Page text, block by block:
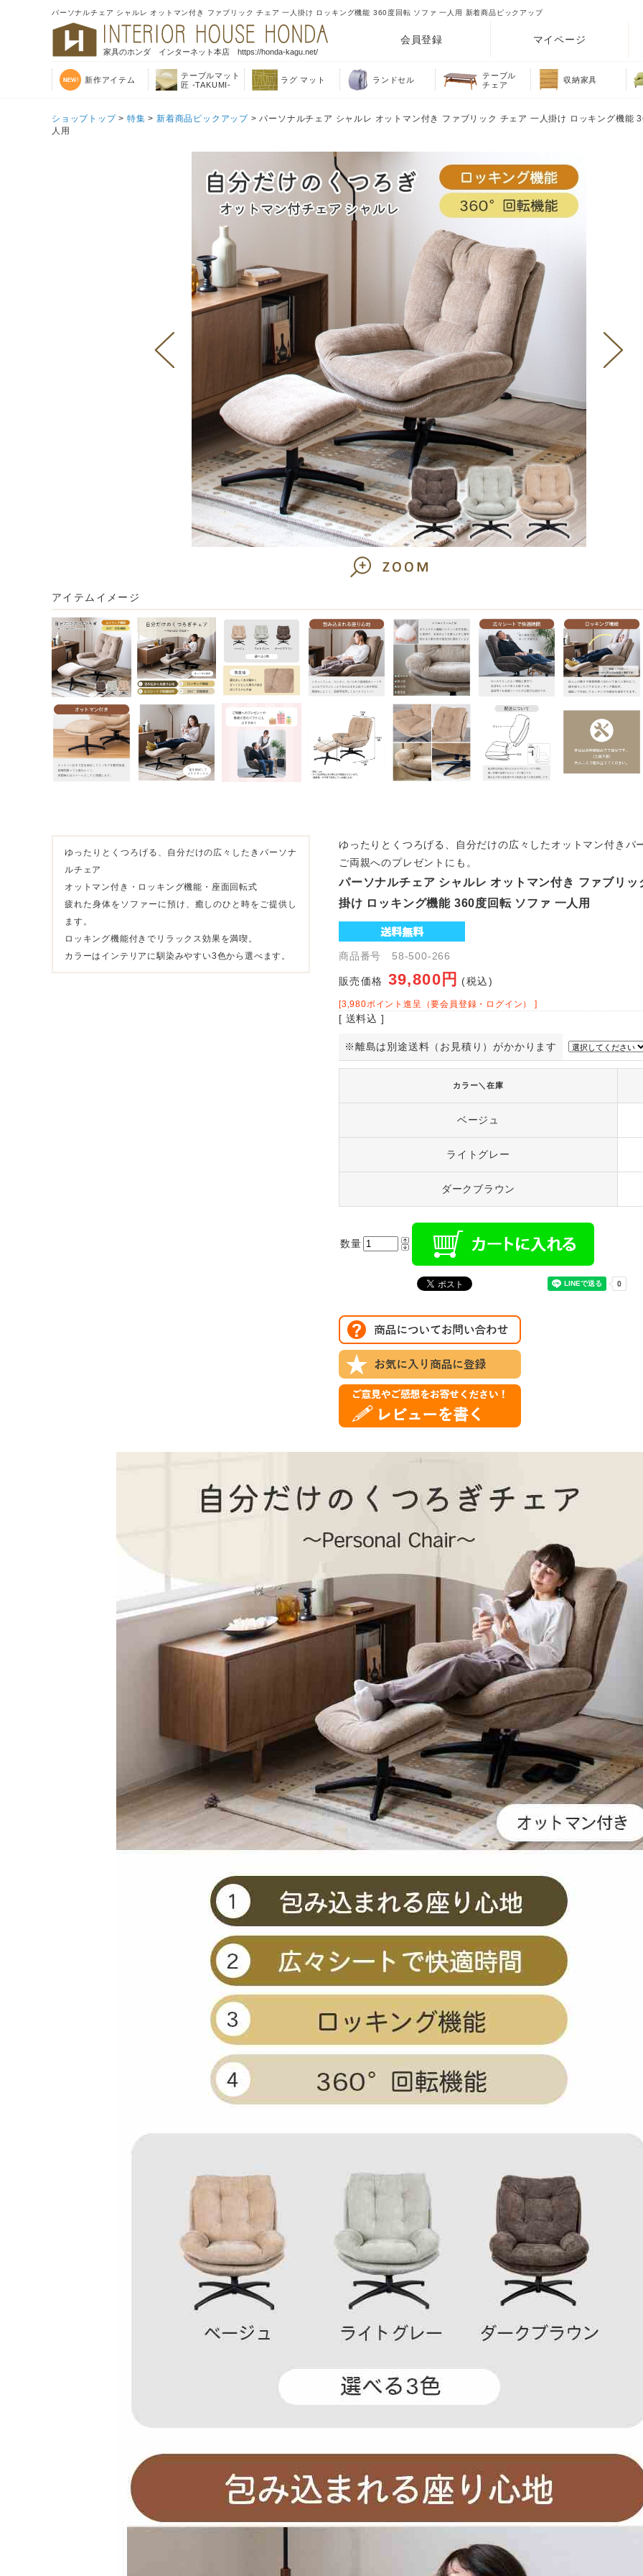
パーソナルチェア シャルレ オットマン付き ファブリック チェア 一人掛け ロッキング機能 360度回転 ソファ 一人用 新着商品ピックアップ
家具のホンダ インターネット本店 https://honda-kagu.net/
会員登録 マイページ
新作アイテム
テーブルマット
匠 -TAKUMI-
ラグ マット ランドセル
テーブル
チェア
収納家具
ショップトップ> 特集 >新着商品ピックアップ > パーソナルチェア シャルレ オットマン付き ファブリック チェア 一人掛け ロッキング機能
人用
アイテムイメージ
ゆったりとくつろげる、自分だけの広々したきパーソナ
ルチェア
オットマン付き・ロッキング機能・座面回転式
疲れた身体をソファーに預け、癒しのひと時をご提供し
ます。
ロッキング機能付きでリラックス効果を満喫。
カラーはインテリアに馴染みやすい3色から選べます。
ゆったりとくつろげる、自分だけの広々したオットマン付きパ
ご両親へのプレゼントにも。
パーソナルチェア シャルレ オットマン付き ファブリッ
掛け ロッキング機能 360度回転 ソファ 一人用
商品番号 58-500-266
販売価格 39,800円 (税込)
[3,980ポイント進呈（要会員登録・ログイン） ]
[ 送料込 ]
※離島は別途送料（お見積り）がかかります
カラー＼在庫
ベージュ
ライトグレー
ダークブラウン
数量